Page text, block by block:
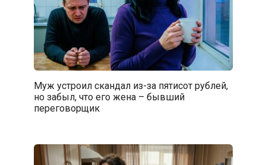
Муж устроил скандал из-за пятисот рублей,
но забыл, что его жена – бывший
переговорщик